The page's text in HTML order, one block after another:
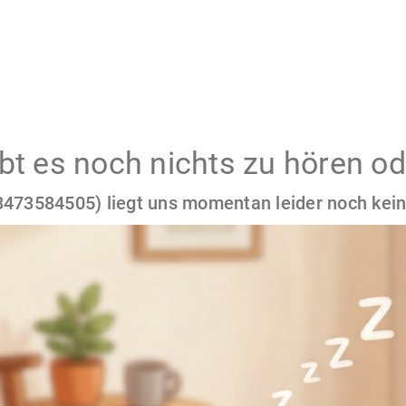
es noch nichts zu hören
liegt uns momentan leider noch